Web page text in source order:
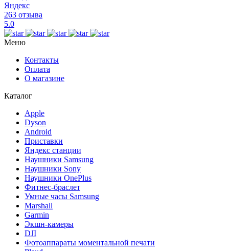
Яндекс
263 отзыва
5.0
Меню
Контакты
Оплата
О магазине
Каталог
Apple
Dyson
Android
Приставки
Яндекс станции
Наушники Samsung
Наушники Sony
Наушники OnePlus
Фитнес-браслет
Умные часы Samsung
Marshall
Garmin
Экшн-камеры
DJI
Фотоаппараты моментальной печати